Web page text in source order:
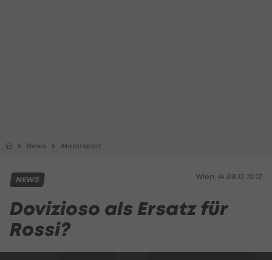
News Motorsport
Wien, 14.08.12 10:12
NEWS
Dovizioso als Ersatz für
Rossi?